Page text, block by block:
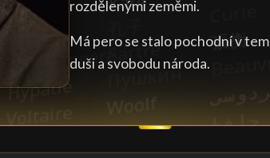
rozdělenými zeměmi.
Má pero se stalo pochodní v
duši a svobodu národa.